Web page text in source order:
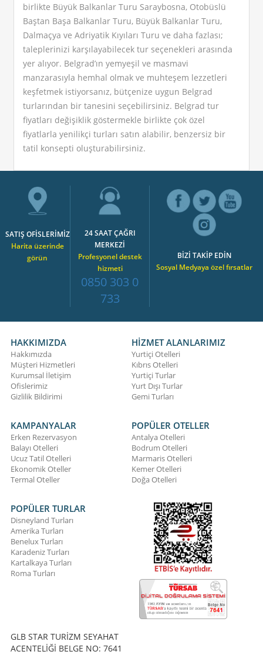
birlikte Büyük Balkanlar Turu Saraybosna, Otobüslü
Baştan Başa Balkanlar Turu, Büyük Balkanlar Turu,
Dalmaçya ve Adriyatik Kıyıları Turu ve daha fazlası;
taleplerinizi karşılayabilecek tur seçenekleri arasında
yer alıyor. Belgrad’ın yemyeşil ve masmavi
manzarasıyla hemhal olmak ve muhteşem lezzetleri
keşfetmek istiyorsanız, bütçenize uygun Belgrad
turlarından bir tanesini seçebilirsiniz. Belgrad tur
fiyatları değişiklik göstermekle birlikte çok özel
fiyatlarla yenilikçi turları satın alabilir, benzersiz bir
tatil konsepti oluşturabilirsiniz.
SATIŞ OFİSLERİMİZ
Harita üzerinde
görün
24 SAAT ÇAĞRI
MERKEZİ
Profesyonel destek
hizmeti
0850 303 0
733
BİZİ TAKİP EDİN
Sosyal Medyaya özel fırsatlar
HAKKIMIZDA
Hakkımızda
Müşteri Hizmetleri
Kurumsal İletişim
Ofislerimiz
Gizlilik Bildirimi
HİZMET ALANLARIMIZ
Yurtiçi Otelleri
Kıbrıs Otelleri
Yurtiçi Turlar
Yurt Dışı Turlar
Gemi Turları
KAMPANYALAR
Erken Rezervasyon
Balayı Otelleri
Ucuz Tatil Otelleri
Ekonomik Oteller
Termal Oteller
POPÜLER OTELLER
Antalya Otelleri
Bodrum Otelleri
Marmaris Otelleri
Kemer Otelleri
Doğa Otelleri
POPÜLER TURLAR
Disneyland Turları
Amerika Turları
Benelux Turları
Karadeniz Turları
Kartalkaya Turları
Roma Turları
GLB STAR TURİZM SEYAHAT
ACENTELİĞİ BELGE NO: 7641